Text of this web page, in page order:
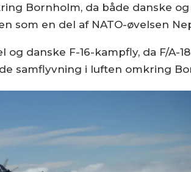
Bornholm, da både danske
som en del af NATO-øvelsen
danske F-16-kampfly, da F/A-
samflyvning i luften omkring